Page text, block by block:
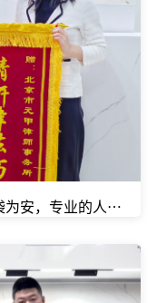
安，专业的人办专业